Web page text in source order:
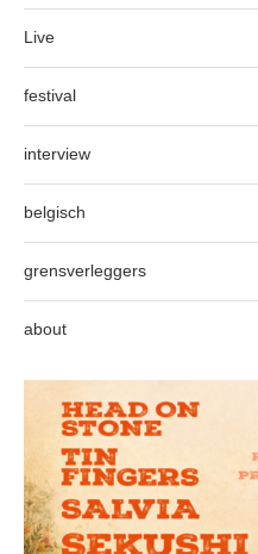
Live
festival
interview
belgisch
grensverleggers
about